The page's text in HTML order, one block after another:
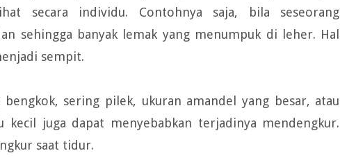
secara individu. Contohnya saja, bila seseorang
sehingga banyak lemak yang menumpuk di leher. Hal
sempit.
sering pilek, ukuran amandel yang besar, atau
kecil juga dapat menyebabkan terjadinya mendengkur.
saat tidur.